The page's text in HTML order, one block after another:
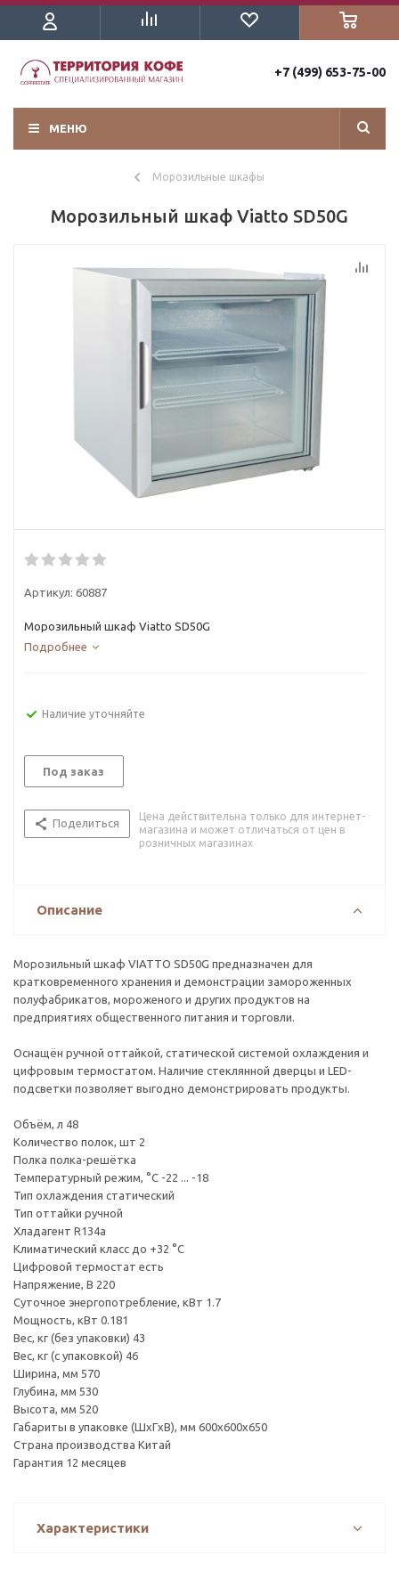
+7 (499) 653-75-00
МЕНЮ
Морозильные шкафы
Морозильный шкаф Viatto SD50G
Артикул: 60887
Морозильный шкаф Viatto SD50G
Подробнее
Наличие уточняйте
Под заказ
Поделиться
Цена действительна только для интернет-
магазина и может отличаться от цен в
розничных магазинах
Описание
Морозильный шкаф VIATTO SD50G предназначен для
кратковременного хранения и демонстрации замороженных
полуфабрикатов, мороженого и других продуктов на
предприятиях общественного питания и торговли.
Оснащён ручной оттайкой, статической системой охлаждения и
цифровым термостатом. Наличие стеклянной дверцы и LED-
подсветки позволяет выгодно демонстрировать продукты.
Объём, л 48
Количество полок, шт 2
Полка полка-решётка
Температурный режим, °C -22 ... -18
Тип охлаждения статический
Тип оттайки ручной
Хладагент R134a
Климатический класс до +32 °С
Цифровой термостат есть
Напряжение, В 220
Суточное энергопотребление, кВт 1.7
Мощность, кВт 0.181
Вес, кг (без упаковки) 43
Вес, кг (с упаковкой) 46
Ширина, мм 570
Глубина, мм 530
Высота, мм 520
Габариты в упаковке (ШxГxВ), мм 600х600х650
Страна производства Китай
Гарантия 12 месяцев
Характеристики